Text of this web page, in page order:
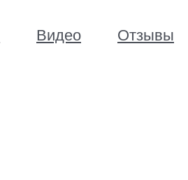
Видео Отзывы